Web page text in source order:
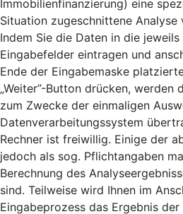
Immobilienfinanzierung) eine
Situation zugeschnittene Analyse
Indem Sie die Daten in die
Eingabefelder eintragen und
Ende der Eingabemaske
„Weiter”-Button drücken, werden
zum Zwecke der einmaligen
Datenverarbeitungssystem
Rechner ist freiwillig. Einige der
jedoch als sog. Pflichtangaben
Berechnung des
sind. Teilweise wird Ihnen im
Eingabeprozess das Ergebnis